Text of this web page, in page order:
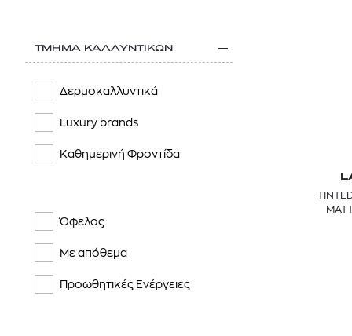
ΤΜΗΜΑ ΚΑΛΛΥΝΤΙΚΩΝ
Δερμοκαλλυντικά
Luxury brands
Καθημερινή Φροντίδα
Όφελος
Με απόθεμα
Προωθητικές Ενέργειες